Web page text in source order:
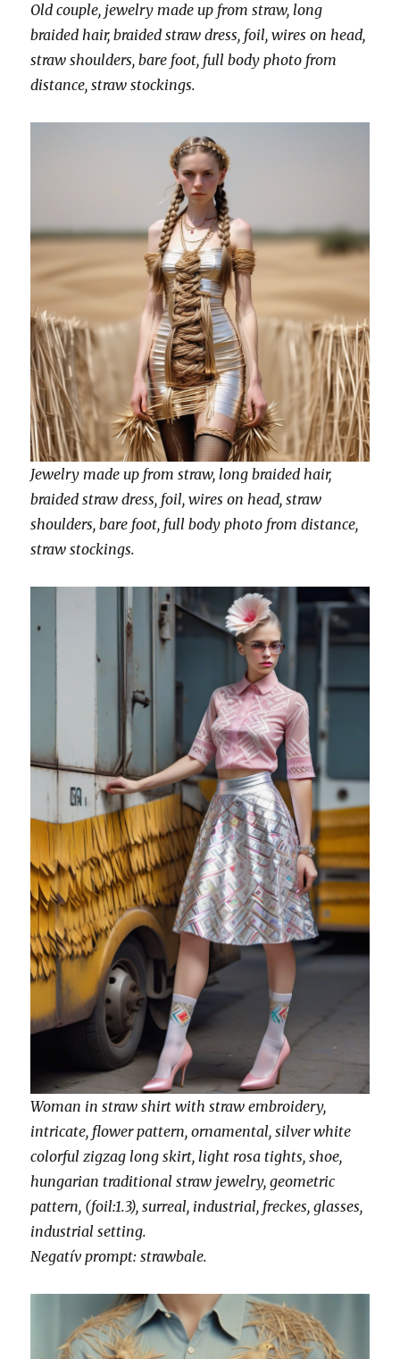
Old couple, jewelry made up from straw, long
braided hair, braided straw dress, foil, wires on head,
straw shoulders, bare foot, full body photo from
distance, straw stockings.
Jewelry made up from straw, long braided hair,
braided straw dress, foil, wires on head, straw
shoulders, bare foot, full body photo from distance,
straw stockings.
Woman in straw shirt with straw embroidery,
intricate, flower pattern, ornamental, silver white
colorful zigzag long skirt, light rosa tights, shoe,
hungarian traditional straw jewelry, geometric
pattern, (foil:1.3), surreal, industrial, freckes, glasses,
industrial setting.
Negatív prompt: strawbale.